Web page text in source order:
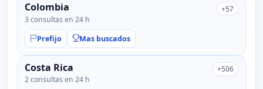
Colombia
3 consultas en 24 h
+57
Prefijo Mas buscados
Costa Rica
2 consultas en 24 h
+506